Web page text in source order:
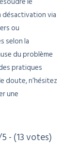
via
ou
selon la
du problème
pratiques
doute, n’hésitez
une
- (13 votes)